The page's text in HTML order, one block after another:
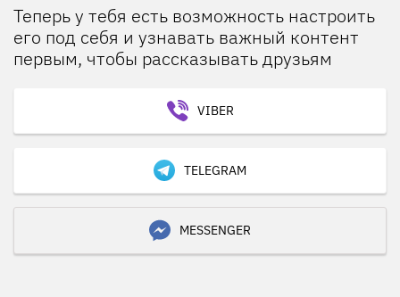
Теперь у тебя есть возможность настроить
его под себя и узнавать важный контент
первым, чтобы рассказывать друзьям
VIBER
TELEGRAM
MESSENGER